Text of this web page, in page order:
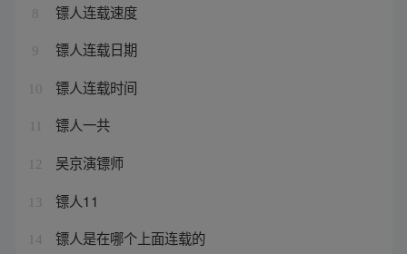
8 镖人连载速度
9 镖人连载日期
10 镖人连载时间
镖人一共
12 吴京演镖师
13 镖人11
14 镖人是在哪个上面连载的